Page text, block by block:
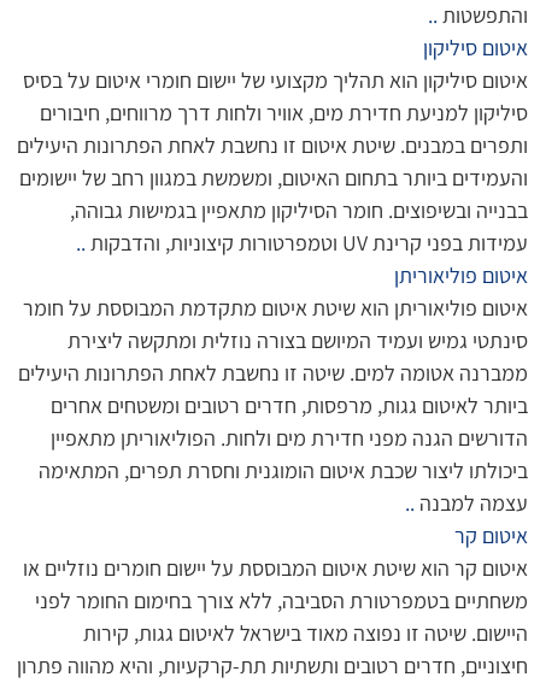
והתפשטות ..
איטום סיליקון
איטום סיליקון הוא תהליך מקצועי של יישום חומרי איטום על בסיס
סיליקון למניעת חדירת מים, אוויר ולחות דרך מרווחים, חיבורים
ותפרים במבנים. שיטת איטום זו נחשבת לאחת הפתרונות היעילים
והעמידים ביותר בתחום האיטום, ומשמשת במגוון רחב של יישומים
בבנייה ובשיפוצים. חומר הסיליקון מתאפיין בגמישות גבוהה,
עמידות בפני קרינת UV וטמפרטורות קיצוניות, והדבקות
..
איטום פוליאוריתן
איטום פוליאוריתן הוא שיטת איטום מתקדמת המבוססת על חומר
סינתטי גמיש ועמיד המיושם בצורה נוזלית ומתקשה ליצירת
ממברנה אטומה למים. שיטה זו נחשבת לאחת הפתרונות היעילים
ביותר לאיטום גגות, מרפסות, חדרים רטובים ומשטחים אחרים
הדורשים הגנה מפני חדירת מים ולחות. הפוליאוריתן מתאפיין
ביכולתו ליצור שכבת איטום הומוגנית וחסרת תפרים, המתאימה
עצמה למבנה ..
איטום קר
איטום קר הוא שיטת איטום המבוססת על יישום חומרים נוזליים או
משחתיים בטמפרטורת הסביבה, ללא צורך בחימום החומר לפני
היישום. שיטה זו נפוצה מאוד בישראל לאיטום גגות, קירות
חיצוניים, חדרים רטובים ותשתיות תת-קרקעיות, והיא מהווה פתרון